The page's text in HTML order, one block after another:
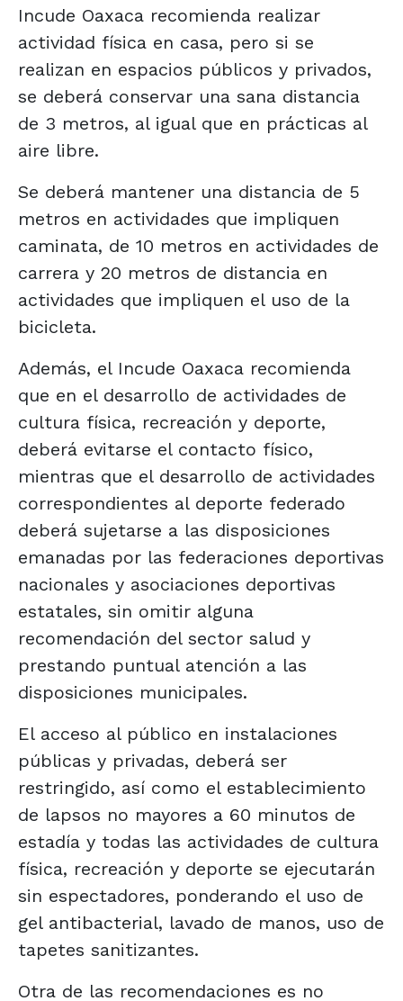
Incude Oaxaca recomienda realizar
actividad física en casa, pero si se
realizan en espacios públicos y privados,
se deberá conservar una sana distancia
de 3 metros, al igual que en prácticas al
aire libre.
Se deberá mantener una distancia de 5
metros en actividades que impliquen
caminata, de 10 metros en actividades de
carrera y 20 metros de distancia en
actividades que impliquen el uso de la
bicicleta.
Además, el Incude Oaxaca recomienda
que en el desarrollo de actividades de
cultura física, recreación y deporte,
deberá evitarse el contacto físico,
mientras que el desarrollo de actividades
correspondientes al deporte federado
deberá sujetarse a las disposiciones
emanadas por las federaciones deportivas
nacionales y asociaciones deportivas
estatales, sin omitir alguna
recomendación del sector salud y
prestando puntual atención a las
disposiciones municipales.
El acceso al público en instalaciones
públicas y privadas, deberá ser
restringido, así como el establecimiento
de lapsos no mayores a 60 minutos de
estadía y todas las actividades de cultura
física, recreación y deporte se ejecutarán
sin espectadores, ponderando el uso de
gel antibacterial, lavado de manos, uso de
tapetes sanitizantes.
Otra de las recomendaciones es no